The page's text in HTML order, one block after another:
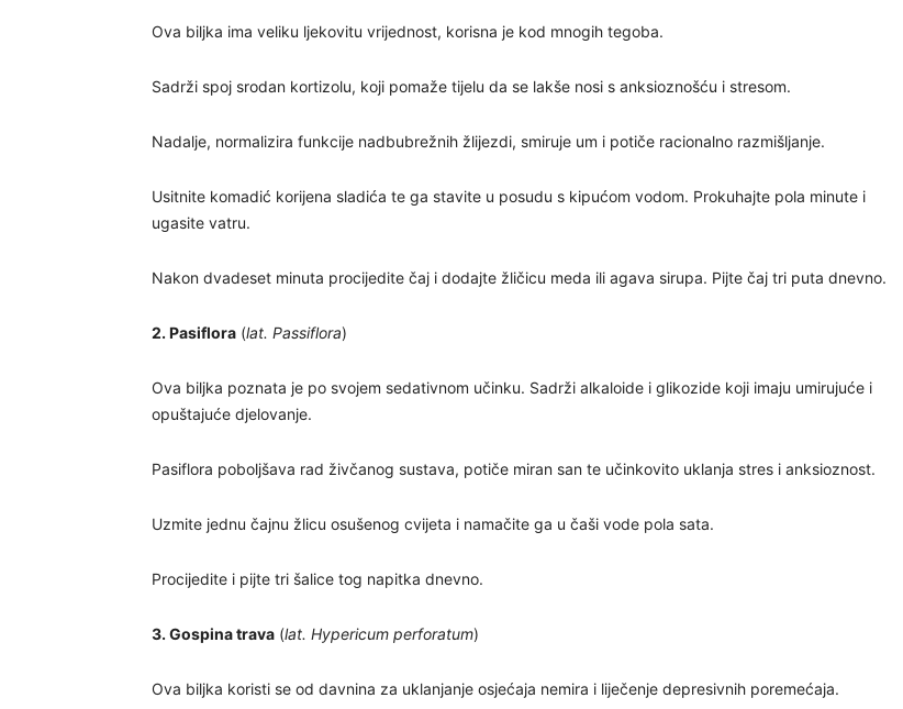
Ova biljka ima veliku ljekovitu vrijednost, korisna je kod mnogih tegoba.
Sadrži spoj srodan kortizolu, koji pomaže tijelu da se lakše nosi s anksioznošću i stresom.
Nadalje, normalizira funkcije nadbubrežnih žlijezdi, smiruje um i potiče racionalno razmišljanje.
Usitnite komadić korijena sladića te ga stavite u posudu s kipućom vodom. Prokuhajte pola minute i
ugasite vatru.
Nakon dvadeset minuta procijedite čaj i dodajte žličicu meda ili agava sirupa. Pijte čaj tri puta dnevno.
2. Pasiflora (lat. Passiflora)
Ova biljka poznata je po svojem sedativnom učinku. Sadrži alkaloide i glikozide koji imaju umirujuće i
opuštajuće djelovanje.
Pasiflora poboljšava rad živčanog sustava, potiče miran san te učinkovito uklanja stres i anksioznost.
Uzmite jednu čajnu žlicu osušenog cvijeta i namačite ga u čaši vode pola sata.
Procijedite i pijte tri šalice tog napitka dnevno.
3. Gospina trava (lat. Hypericum perforatum)
Ova biljka koristi se od davnina za uklanjanje osjećaja nemira i liječenje depresivnih poremećaja.